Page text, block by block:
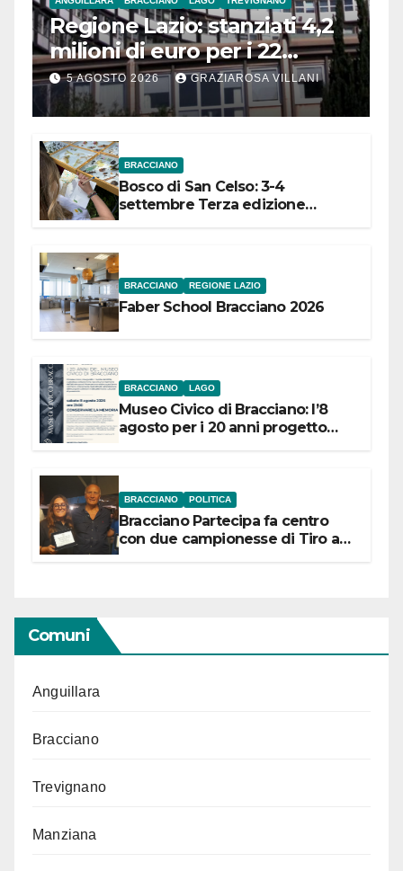
Regione Lazio: stanziati 4,2
milioni di euro per i 22
Comuni dell’Etruria
Meridionale
5 AGOSTO 2026 GRAZIAROSA VILLANI
BRACCIANO
Bosco di San Celso: 3-4
settembre Terza edizione
BRACCIANO REGIONE LAZIO
Faber School Bracciano 2026
BRACCIANO LAGO
Museo Civico di Bracciano: l’8
agosto per i 20 anni progetto
BRACCIANO POLITICA
Bracciano Partecipa fa centro
con due campionesse di Tiro a
Comuni
Anguillara
Bracciano
Trevignano
Manziana